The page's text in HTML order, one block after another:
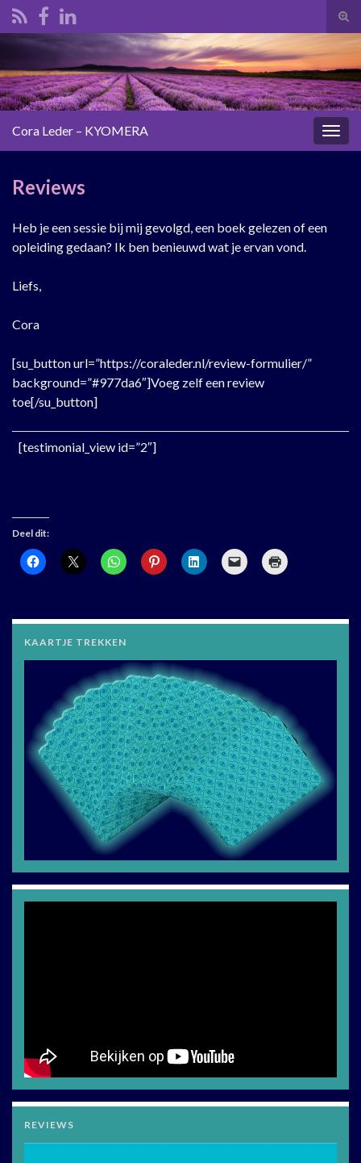
Search for:
Cora Leder – KYOMERA
Reviews
Heb je een sessie bij mij gevolgd, een boek gelezen of een
opleiding gedaan? Ik ben benieuwd wat je ervan vond.
Liefs,
Cora
[su_button url=”https://coraleder.nl/review-formulier/”
background=”#977da6″]Voeg zelf een review
toe[/su_button]
[testimonial_view id=”2″]
Deel dit:
KAARTJE TREKKEN
REVIEWS